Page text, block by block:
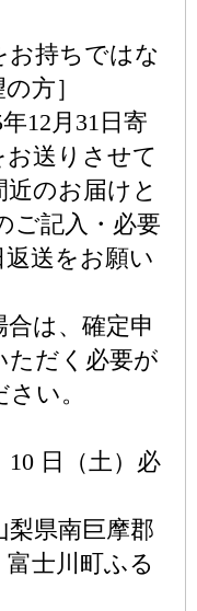
お持ちではな
方］
12月31日寄
送りさせて
のお届けと
ご記入・必要
送をお願い
は、確定申
ただく必要が
い。
10 日（土）必
県南巨摩郡
士川町ふる